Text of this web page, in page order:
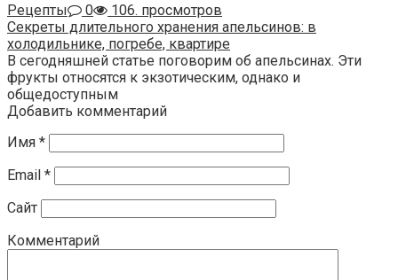
Рецепты
0
106. просмотров
Секреты длительного хранения апельсинов: в
холодильнике, погребе, квартире
В сегодняшней статье поговорим об апельсинах. Эти
фрукты относятся к экзотическим, однако и
общедоступным
Добавить комментарий
Имя *
Email *
Сайт
Комментарий